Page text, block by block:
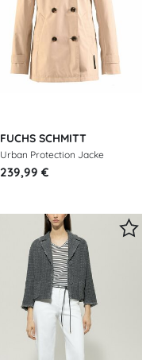
FUCHS SCHMITT
Urban Protection Jacke
239,99 €